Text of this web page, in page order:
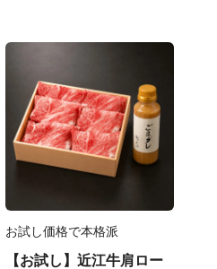
お試し価格で本格派
【お試し】近江牛肩ロー